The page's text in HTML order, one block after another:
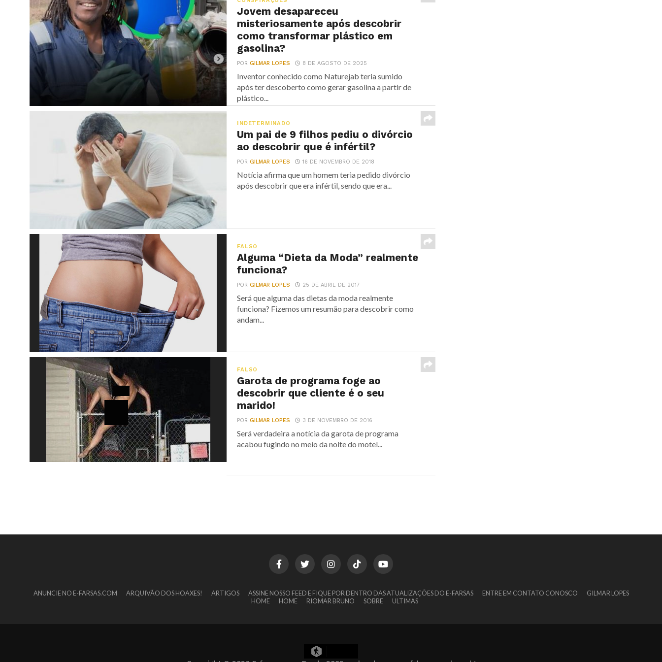
Jovem desapareceu
misteriosamente após descobrir
como transformar plástico em
gasolina?
PORGILMAR LOPES 8 DE AGOSTO DE 2025
Inventor conhecido como Naturejab teria sumido
após ter descoberto como gerar gasolina a partir de
plástico...
INDETERMINADO
Um pai de 9 filhos pediu o divórcio
ao descobrir que é infértil?
PORGILMAR LOPES 16 DE NOVEMBRO DE 2018
Notícia afirma que um homem teria pedido divórcio
após descobrir que era infértil, sendo que era...
FALSO
Alguma “Dieta da Moda” realmente
funciona?
PORGILMAR LOPES 25 DE ABRIL DE 2017
Será que alguma das dietas da moda realmente
funciona? Fizemos um resumão para descobrir como
andam...
FALSO
Garota de programa foge ao
descobrir que cliente é o seu
marido!
PORGILMAR LOPES 3 DE NOVEMBRO DE 2016
Será verdadeira a notícia da garota de programa
acabou fugindo no meio da noite do motel...
ANUNCIE NO E-FARSAS.COM ARQUIVÃO DOS HOAXES! ARTIGOS ASSINE NOSSO FEED E FIQUE POR DENTRO DAS ATUALIZAÇÕES DO E-FARSAS ENTRE EM CONTATO CONOSCO
GILMAR LOPES
HOME
HOME RIOMAR BRUNO SOBRE ULTIMAS